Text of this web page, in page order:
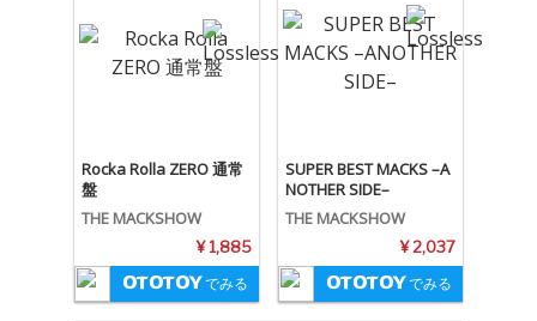
Rocka Rolla ZERO 通常
盤
THE MACKSHOW
¥ 1,885
でみる
SUPER BEST MACKS –A
NOTHER SIDE–
THE MACKSHOW
¥ 2,037
でみる